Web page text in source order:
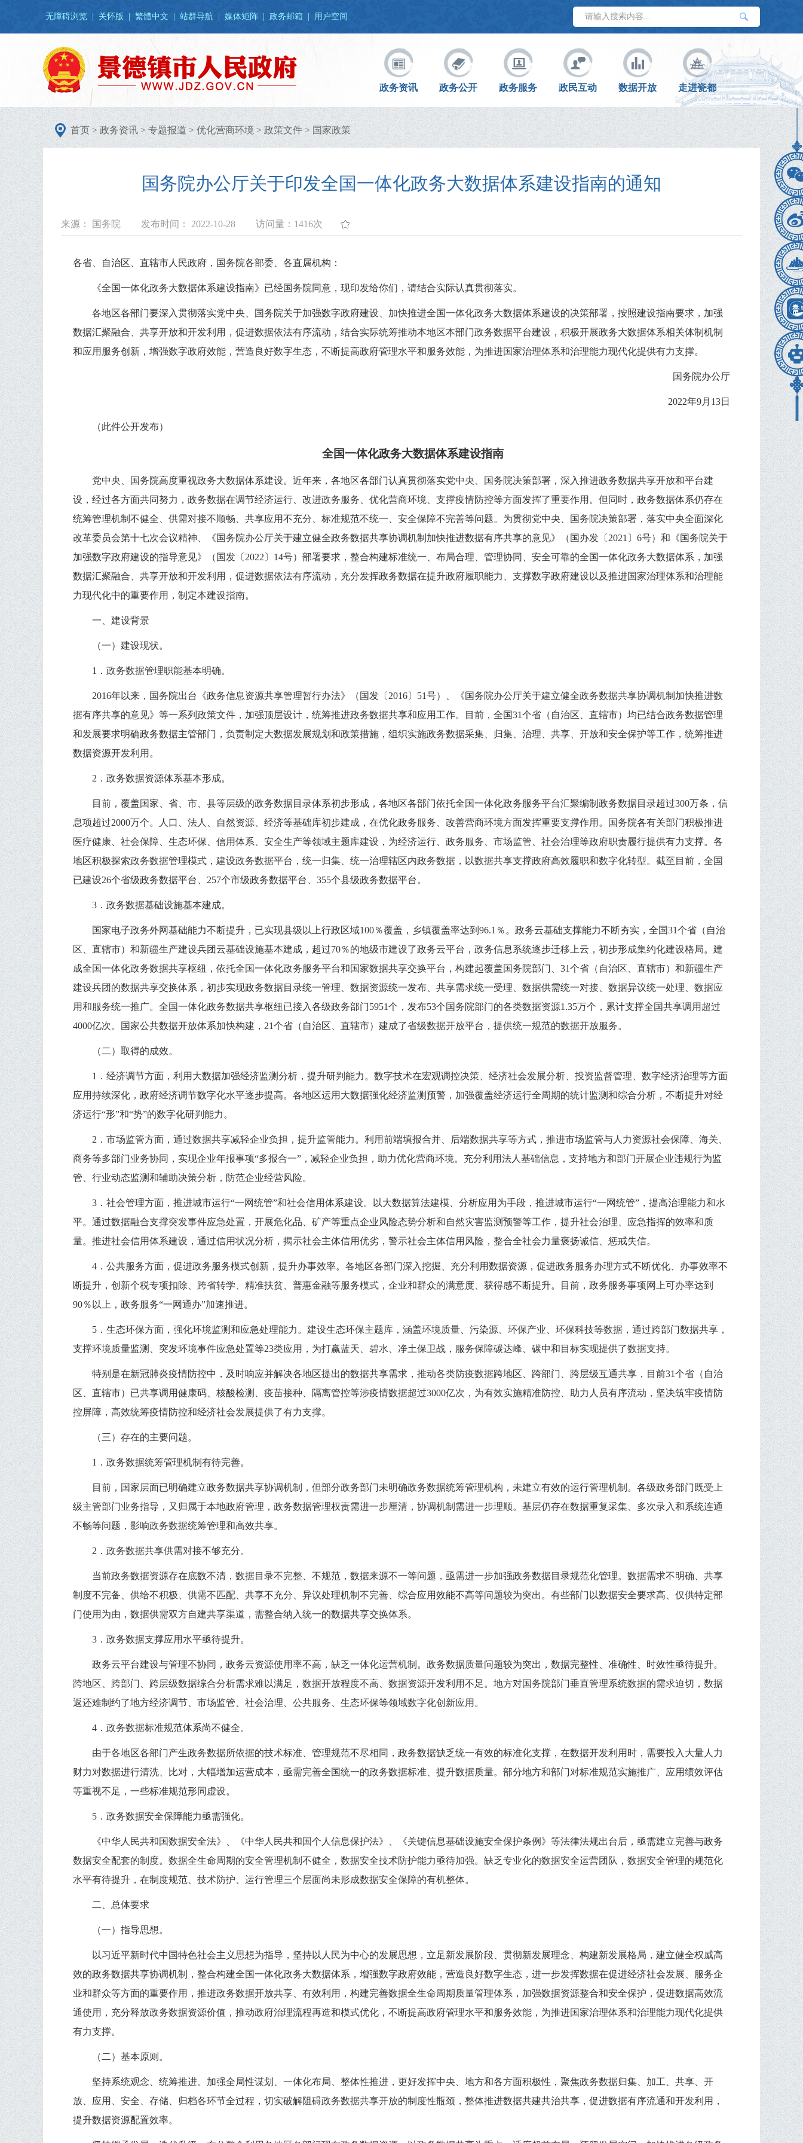
无障碍浏览 关怀版 繁體中文 站群导航 媒体矩阵 政务邮箱 用户空间
政务资讯 政务公开 政务服务 政民互动 数据开放 走进瓷都
首页>政务资讯>专题报道>优化营商环境>政策文件>国家政策
国务院办公厅关于印发全国一体化政务大数据体系建设指南的通知
来源： 国务院 发布时间： 2022-10-28 访问量： 1416次
各省、自治区、直辖市人民政府，国务院各部委、各直属机构：
《全国一体化政务大数据体系建设指南》已经国务院同意，现印发给你们，请结合实际认真贯彻落实。
各地区各部门要深入贯彻落实党中央、国务院关于加强数字政府建设、加快推进全国一体化政务大数据体系建设的决策部署，按照建设指南要求，加强
数据汇聚融合、共享开放和开发利用，促进数据依法有序流动，结合实际统筹推动本地区本部门政务数据平台建设，积极开展政务大数据体系相关体制机制
和应用服务创新，增强数字政府效能，营造良好数字生态，不断提高政府管理水平和服务效能，为推进国家治理体系和治理能力现代化提供有力支撑。
国务院办公厅
2022年9月13日
（此件公开发布）
全国一体化政务大数据体系建设指南
党中央、国务院高度重视政务大数据体系建设。近年来，各地区各部门认真贯彻落实党中央、国务院决策部署，深入推进政务数据共享开放和平台建
设，经过各方面共同努力，政务数据在调节经济运行、改进政务服务、优化营商环境、支撑疫情防控等方面发挥了重要作用。但同时，政务数据体系仍存在
统筹管理机制不健全、供需对接不顺畅、共享应用不充分、标准规范不统一、安全保障不完善等问题。为贯彻党中央、国务院决策部署，落实中央全面深化
改革委员会第十七次会议精神、《国务院办公厅关于建立健全政务数据共享协调机制加快推进数据有序共享的意见》（国办发〔2021〕6号）和《国务院关于
加强数字政府建设的指导意见》（国发〔2022〕14号）部署要求，整合构建标准统一、布局合理、管理协同、安全可靠的全国一体化政务大数据体系，加强
数据汇聚融合、共享开放和开发利用，促进数据依法有序流动，充分发挥政务数据在提升政府履职能力、支撑数字政府建设以及推进国家治理体系和治理能
力现代化中的重要作用，制定本建设指南。
一、建设背景
（一）建设现状。
1．政务数据管理职能基本明确。
2016年以来，国务院出台《政务信息资源共享管理暂行办法》（国发〔2016〕51号）、《国务院办公厅关于建立健全政务数据共享协调机制加快推进数
据有序共享的意见》等一系列政策文件，加强顶层设计，统筹推进政务数据共享和应用工作。目前，全国31个省（自治区、直辖市）均已结合政务数据管理
和发展要求明确政务数据主管部门，负责制定大数据发展规划和政策措施，组织实施政务数据采集、归集、治理、共享、开放和安全保护等工作，统筹推进
数据资源开发利用。
2．政务数据资源体系基本形成。
目前，覆盖国家、省、市、县等层级的政务数据目录体系初步形成，各地区各部门依托全国一体化政务服务平台汇聚编制政务数据目录超过300万条，信
息项超过2000万个。人口、法人、自然资源、经济等基础库初步建成，在优化政务服务、改善营商环境方面发挥重要支撑作用。国务院各有关部门积极推进
医疗健康、社会保障、生态环保、信用体系、安全生产等领域主题库建设，为经济运行、政务服务、市场监管、社会治理等政府职责履行提供有力支撑。各
地区积极探索政务数据管理模式，建设政务数据平台，统一归集、统一治理辖区内政务数据，以数据共享支撑政府高效履职和数字化转型。截至目前，全国
已建设26个省级政务数据平台、257个市级政务数据平台、355个县级政务数据平台。
3．政务数据基础设施基本建成。
国家电子政务外网基础能力不断提升，已实现县级以上行政区域100％覆盖，乡镇覆盖率达到96.1％。政务云基础支撑能力不断夯实，全国31个省（自治
区、直辖市）和新疆生产建设兵团云基础设施基本建成，超过70％的地级市建设了政务云平台，政务信息系统逐步迁移上云，初步形成集约化建设格局。建
成全国一体化政务数据共享枢纽，依托全国一体化政务服务平台和国家数据共享交换平台，构建起覆盖国务院部门、31个省（自治区、直辖市）和新疆生产
建设兵团的数据共享交换体系，初步实现政务数据目录统一管理、数据资源统一发布、共享需求统一受理、数据供需统一对接、数据异议统一处理、数据应
用和服务统一推广。全国一体化政务数据共享枢纽已接入各级政务部门5951个，发布53个国务院部门的各类数据资源1.35万个，累计支撑全国共享调用超过
4000亿次。国家公共数据开放体系加快构建，21个省（自治区、直辖市）建成了省级数据开放平台，提供统一规范的数据开放服务。
（二）取得的成效。
1．经济调节方面，利用大数据加强经济监测分析，提升研判能力。 数字技术在宏观调控决策、经济社会发展分析、投资监督管理、数字经济治理等方面
应用持续深化，政府经济调节数字化水平逐步提高。各地区运用大数据强化经济监测预警，加强覆盖经济运行全周期的统计监测和综合分析，不断提升对经
济运行“形”和“势”的数字化研判能力。
2．市场监管方面，通过数据共享减轻企业负担，提升监管能力。 利用前端填报合并、后端数据共享等方式，推进市场监管与人力资源社会保障、海关、
商务等多部门业务协同，实现企业年报事项“多报合一”，减轻企业负担，助力优化营商环境。充分利用法人基础信息，支持地方和部门开展企业违规行为监
管、行业动态监测和辅助决策分析，防范企业经营风险。
3．社会管理方面，推进城市运行“一网统管”和社会信用体系建设。
以大数据算法建模、分析应用为手段，推进城市运行“一网统管”，提高治理能力和水
平。通过数据融合支撑突发事件应急处置，开展危化品、矿产等重点企业风险态势分析和自然灾害监测预警等工作，提升社会治理、应急指挥的效率和质
量。推进社会信用体系建设，通过信用状况分析，揭示社会主体信用优劣，警示社会主体信用风险，整合全社会力量褒扬诚信、惩戒失信。
4．公共服务方面，促进政务服务模式创新，提升办事效率。 各地区各部门深入挖掘、充分利用数据资源，促进政务服务办理方式不断优化、办事效率不
断提升，创新个税专项扣除、跨省转学、精准扶贫、普惠金融等服务模式，企业和群众的满意度、获得感不断提升。目前，政务服务事项网上可办率达到
90％以上，政务服务“一网通办”加速推进。
5．生态环保方面，强化环境监测和应急处理能力。 建设生态环保主题库，涵盖环境质量、污染源、环保产业、环保科技等数据，通过跨部门数据共享，
支撑环境质量监测、突发环境事件应急处置等23类应用，为打赢蓝天、碧水、净土保卫战，服务保障碳达峰、碳中和目标实现提供了数据支持。
特别是在新冠肺炎疫情防控中，及时响应并解决各地区提出的数据共享需求，推动各类防疫数据跨地区、跨部门、跨层级互通共享，目前31个省（自治
区、直辖市）已共享调用健康码、核酸检测、疫苗接种、隔离管控等涉疫情数据超过3000亿次，为有效实施精准防控、助力人员有序流动，坚决筑牢疫情防
控屏障，高效统筹疫情防控和经济社会发展提供了有力支撑。
（三）存在的主要问题。
1．政务数据统筹管理机制有待完善。
目前，国家层面已明确建立政务数据共享协调机制，但部分政务部门未明确政务数据统筹管理机构，未建立有效的运行管理机制。各级政务部门既受上
级主管部门业务指导，又归属于本地政府管理，政务数据管理权责需进一步厘清，协调机制需进一步理顺。基层仍存在数据重复采集、多次录入和系统连通
不畅等问题，影响政务数据统筹管理和高效共享。
2．政务数据共享供需对接不够充分。
当前政务数据资源存在底数不清，数据目录不完整、不规范，数据来源不一等问题，亟需进一步加强政务数据目录规范化管理。数据需求不明确、共享
制度不完备、供给不积极、供需不匹配、共享不充分、异议处理机制不完善、综合应用效能不高等问题较为突出。有些部门以数据安全要求高、仅供特定部
门使用为由，数据供需双方自建共享渠道，需整合纳入统一的数据共享交换体系。
3．政务数据支撑应用水平亟待提升。
政务云平台建设与管理不协同，政务云资源使用率不高，缺乏一体化运营机制。政务数据质量问题较为突出，数据完整性、准确性、时效性亟待提升。
跨地区、跨部门、跨层级数据综合分析需求难以满足，数据开放程度不高、数据资源开发利用不足。地方对国务院部门垂直管理系统数据的需求迫切，数据
返还难制约了地方经济调节、市场监管、社会治理、公共服务、生态环保等领域数字化创新应用。
4．政务数据标准规范体系尚不健全。
由于各地区各部门产生政务数据所依据的技术标准、管理规范不尽相同，政务数据缺乏统一有效的标准化支撑，在数据开发利用时，需要投入大量人力
财力对数据进行清洗、比对，大幅增加运营成本，亟需完善全国统一的政务数据标准、提升数据质量。部分地方和部门对标准规范实施推广、应用绩效评估
等重视不足，一些标准规范形同虚设。
5．政务数据安全保障能力亟需强化。
《中华人民共和国数据安全法》、《中华人民共和国个人信息保护法》、《关键信息基础设施安全保护条例》等法律法规出台后，亟需建立完善与政务
数据安全配套的制度。数据全生命周期的安全管理机制不健全，数据安全技术防护能力亟待加强。缺乏专业化的数据安全运营团队，数据安全管理的规范化
水平有待提升，在制度规范、技术防护、运行管理三个层面尚未形成数据安全保障的有机整体。
二、总体要求
（一）指导思想。
以习近平新时代中国特色社会主义思想为指导，坚持以人民为中心的发展思想，立足新发展阶段、贯彻新发展理念、构建新发展格局，建立健全权威高
效的政务数据共享协调机制，整合构建全国一体化政务大数据体系，增强数字政府效能，营造良好数字生态，进一步发挥数据在促进经济社会发展、服务企
业和群众等方面的重要作用，推进政务数据开放共享、有效利用，构建完善数据全生命周期质量管理体系，加强数据资源整合和安全保护，促进数据高效流
通使用，充分释放政务数据资源价值，推动政府治理流程再造和模式优化，不断提高政府管理水平和服务效能，为推进国家治理体系和治理能力现代化提供
有力支撑。
（二）基本原则。
坚持系统观念、统筹推进。 加强全局性谋划、一体化布局、整体性推进，更好发挥中央、地方和各方面积极性，聚焦政务数据归集、加工、共享、开
放、应用、安全、存储、归档各环节全过程，切实破解阻碍政务数据共享开放的制度性瓶颈，整体推进数据共建共治共享，促进数据有序流通和开发利用，
提升数据资源配置效率。